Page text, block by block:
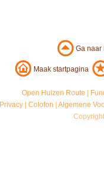
Ga
Maak startpagina
Open Huizen Route
Privacy |Colofon |Algemene